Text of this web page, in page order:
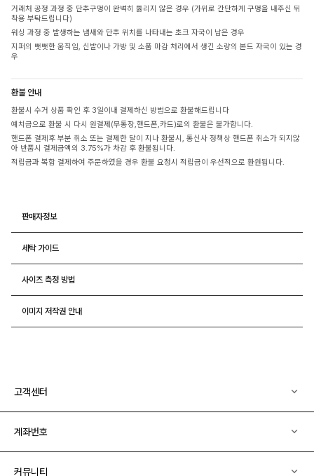
거래처 공정 과정 중 단추구멍이 완벽히 뚫리지 않은 경우 (가위로 간단하게 구멍을 내주신 뒤
착용 부탁드립니다)
워싱 과정 중 발생하는 냄새와 단추 위치를 나타내는 초크 자국이 남은 경우
지퍼의 뻣뻣한 움직임, 신발이나 가방 및 소품 마감 처리에서 생긴 소량의 본드 자국이 있는 경
우
환불 안내
환불시 수거 상품 확인 후 3일이내 결제하신 방법으로 환불해드립니다
예치금으로 환불 시 다시 원결제(무통장,핸드폰,카드)로의 환불은 불가합니다.
핸드폰 결제후 부분 취소 또는 결제한 달이 지나 환불시, 통신사 정책상 핸드폰 취소가 되지않
아 반품시 결제금액의 3.75%가 차감 후 환불됩니다.
적립금과 복합 결제하여 주문하였을 경우 환불 요청시 적립금이 우선적으로 환원됩니다.
판매자정보
세탁 가이드
사이즈 측정 방법
이미지 저작권 안내
고객센터
계좌번호
커뮤니티